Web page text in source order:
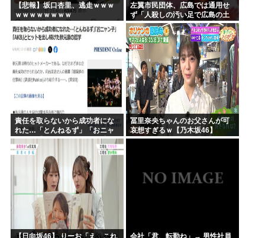
【悲報】坂口杏里、逃走ｗｗｗ
ｗｗｗｗｗｗｗｗ
左翼市民団体、広島では通用せ
ず「人殺しの汚い足で広島の土
を踏むな！」→広島県民「お前
らの方が汚いんじゃ！」「ワシ
らが広島県民じゃ」
責任を取らないから成功者にな
れた…「とんねるず」「おニャ
ン子」「AKB」とヒットを出し
続けた秋元康の哲学！！！
冨里奈央ちゃんのお父さんが可
哀想すぎるｗ【乃木坂46】
【日向坂46】 りーお「え、これ 会社「君、転勤ね」→ 男性社員